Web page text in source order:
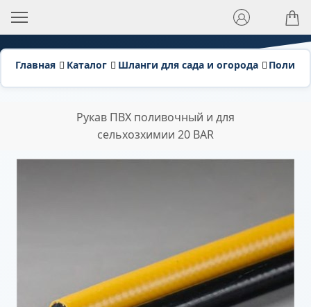
Главная Каталог Шланги для сада и огорода
Рукав ПВХ поливочный и для
сельхозхимии 20 BAR